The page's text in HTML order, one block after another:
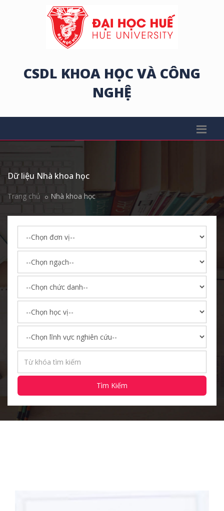
CSDL KHOA HỌC VÀ CÔNG
NGHỆ
Dữ liệu Nhà khoa học
Trang chủ Nhà khoa học
Tìm Kiếm